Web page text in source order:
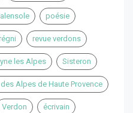
poésie
revue verdons
les Alpes Sisteron
Alpes de Haute Provence
Verdon écrivain